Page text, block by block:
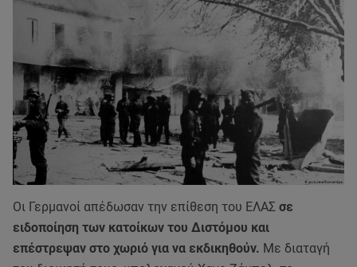
Οι Γερμανοί απέδωσαν την επίθεση του ΕΛΑΣ σε
ειδοποίηση των κατοίκων του Διστόμου και
επέστρεψαν στο χωριό για να εκδικηθούν. Με διαταγή